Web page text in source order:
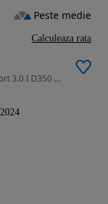
2997 cm3 • 351 CP • Land Rover Range Rover Sport 3.0 I D350 MHEV Autobiography Dynamic
2024
Peste medie
Calculeaza rata